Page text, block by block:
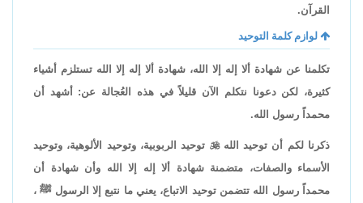
القرآن.
لوازم كلمة التوحيد
تكلمنا عن شهادة ألا إله إلا الله، شهادة ألا إله إلا الله تستلزم أشياء
كثيرة، لكن دعونا نتكلم الآن قليلاً في هذه العُجالة عن: أشهد أن
محمداً رسول الله.
ذكرنا لكم أن توحيد الله توحيد الربوبية، وتوحيد الألوهية، وتوحيد
الأسماء والصفات، متضمنة شهادة ألا إله إلا الله وأن شهادة أن
محمداً رسول الله تتضمن توحيد الاتباع، يعني ما نتبع إلا الرسول ﷺ ،